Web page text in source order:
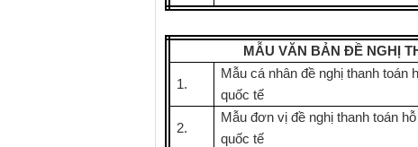
MẪU VĂN BẢN ĐỀ NGHỊ
1.
Mẫu cá nhân đề nghị thanh toán
quốc tế
2.
Mẫu đơn vị đề nghị thanh toán
quốc tế